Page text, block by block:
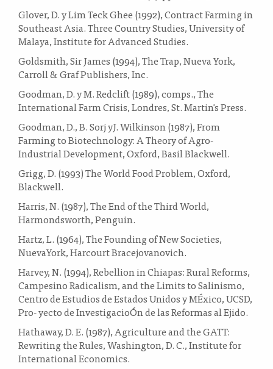
Glover, D. y Lim Teck Ghee (1992), Contract Farming in
Southeast Asia. Three Country Studies, University of
Malaya, Institute for Advanced Studies.
Goldsmith, Sir James (1994), The Trap, Nueva York,
Carroll & Graf Publishers, Inc.
Goodman, D. y M. Redclift (1989), comps., The
International Farm Crisis, Londres, St. Martin's Press.
Goodman, D., B. Sorj yJ. Wilkinson (1987), From
Farming to Biotechnology: A Theory of Agro-
Industrial Development, Oxford, Basil Blackwell.
Grigg, D. (1993) The World Food Problem, Oxford,
Blackwell.
Harris, N. (1987), The End of the Third World,
Harmondsworth, Penguin.
Hartz, L. (1964), The Founding of New Societies,
NuevaYork, Harcourt Bracejovanovich.
Harvey, N. (1994), Rebellion in Chiapas: Rural Reforms,
Campesino Radicalism, and the Limits to Salinismo,
Centro de Estudios de Estados Unidos y MÉxico, UCSD,
Pro- yecto de InvestigacioÓn de las Reformas al Ejido.
Hathaway, D. E. (1987), Agriculture and the GATT:
Rewriting the Rules, Washington, D. C., Institute for
International Economics.